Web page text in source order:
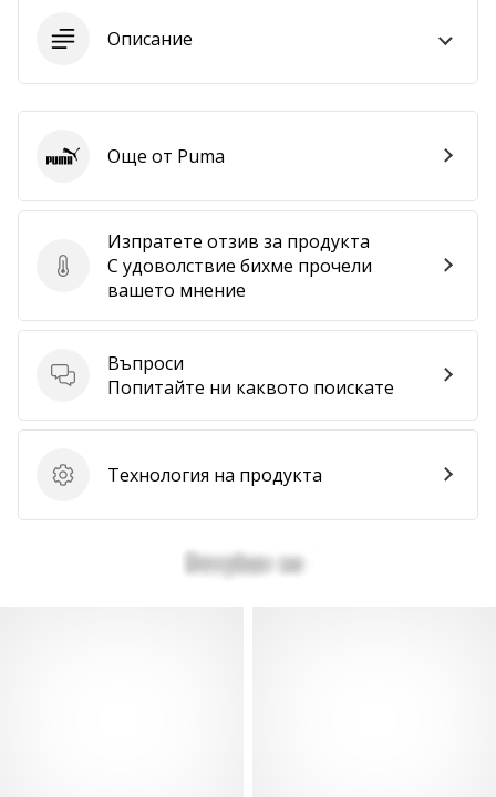
Описание
Изпратете отзив за продукта
Изпратете отзив за продукта
С удоволствие бихме прочели
вашето мнение
Въпроси
Въпроси
Попитайте ни каквото поискате
Технология на продукта
Технология на продукта
PumaОще от Puma